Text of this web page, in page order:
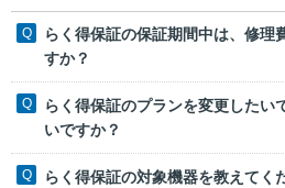
らく得保証の保証期間中は、修理
すか？
らく得保証のプランを変更したい
いですか？
らく得保証の対象機器を教えてく